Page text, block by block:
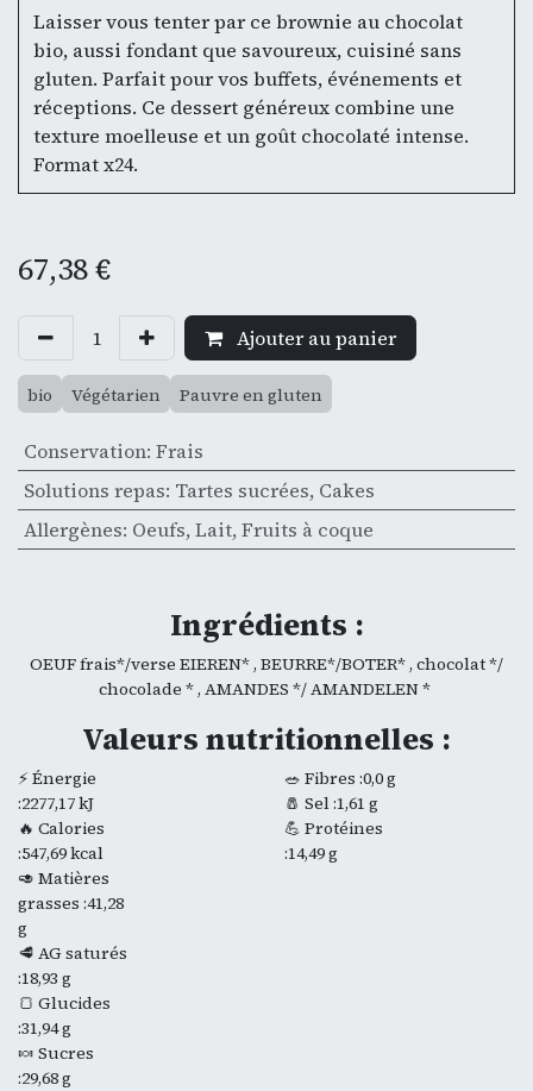
Laisser vous tenter par ce brownie au chocolat
bio, aussi fondant que savoureux, cuisiné sans
gluten. Parfait pour vos buffets, événements et
réceptions. Ce dessert généreux combine une
texture moelleuse et un goût chocolaté intense.
Format x24.
67,38€
Ajouter au panier
bio Végétarien Pauvre en gluten
Conservation: Frais
Solutions repas: Tartes sucrées, Cakes
Allergènes: Oeufs, Lait, Fruits à coque
Ingrédients :
OEUF frais*/verse EIEREN* , BEURRE*/BOTER* , chocolat */
chocolade * , AMANDES */ AMANDELEN *
Valeurs nutritionnelles :
⚡ Énergie
:2277,17 kJ
🔥 Calories
:547,69 kcal
🥑 Matières
grasses :41,28
g
🥩 AG saturés
:18,93 g
🍞 Glucides
:31,94 g
🍬 Sucres
:29,68 g
🥗 Fibres :0,0 g
🧂 Sel :1,61 g
💪 Protéines
:14,49 g